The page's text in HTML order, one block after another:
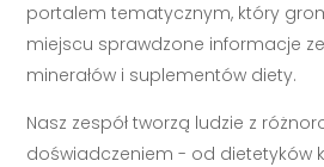
portalem tematycznym, który
miejscu sprawdzone informacje
minerałów i suplementów diety.
Nasz zespół tworzą ludzie z
doświadczeniem - od dietetyków